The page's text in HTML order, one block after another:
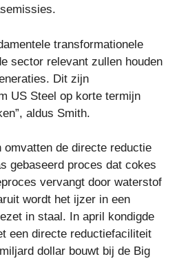
transformationele
sector relevant zullen houden
Dit zijn
US Steel op korte termijn
aldus Smith.
omvatten de directe reductie
gebaseerd proces dat cokes
vervangt door waterstof
wordt het ijzer in een
in staal. In april kondigde
een directe reductiefaciliteit
dollar bouwt bij de Big